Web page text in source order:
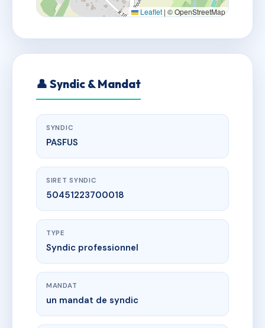
Leaflet | © OpenStreetMap
👤 Syndic & Mandat
SYNDIC
PASFUS
SIRET SYNDIC
50451223700018
TYPE
Syndic professionnel
MANDAT
un mandat de syndic